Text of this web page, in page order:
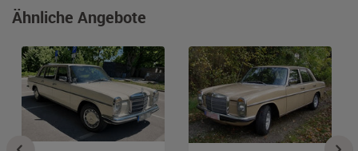
Ähnliche Angebote